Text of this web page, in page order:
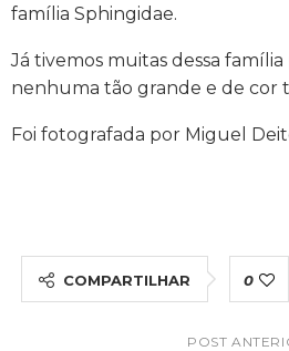
família Sphingidae.
Já tivemos muitas dessa
nenhuma tão grande e de cor
Foi fotografada por Miguel
COMPARTILHAR 0
POST